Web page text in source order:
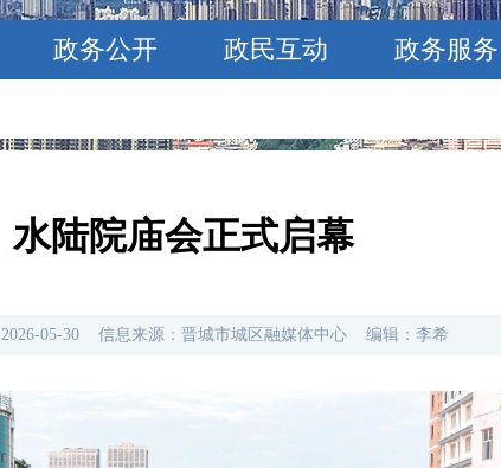
政务公开 政民互动 政务服务
水陆院庙会正式启幕
2026-05-30 信息来源： 晋城市城区融媒体中心 编辑： 李希